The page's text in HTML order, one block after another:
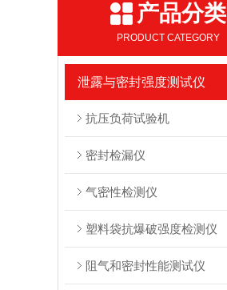
产品分类
PRODUCT CATEGORY
泄露与密封强度测试仪
抗压负荷试验机
密封检漏仪
气密性检测仪
塑料袋抗爆破强度检测仪
阻气和密封性能测试仪